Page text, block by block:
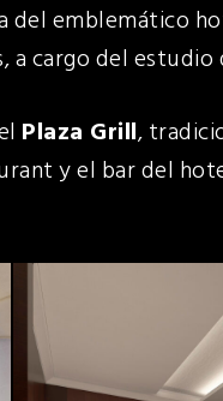
emblemático
, a cargo del
Plaza Grill,
y el bar del